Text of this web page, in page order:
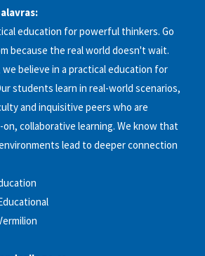
education for powerful thinkers. Go
because the real world doesn't wait.
we believe in a practical education for
students learn in real-world scenarios,
and inquisitive peers who are
collaborative learning. We know that
lead to deeper connection